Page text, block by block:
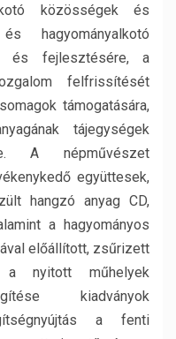
közösségek és
hagyományalkotó
és fejlesztésére, a
felfrissítését
támogatására,
tájegységek
A népművészet
együttesek,
hangzó anyag CD,
a hagyományos
előállított, zsűrizett
a nyitott műhelyek
kiadványok
a fenti